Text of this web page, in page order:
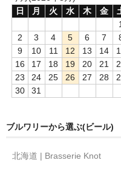
日
月 火 水 木 金
2
3 4 5 6 7
9
10 11 12 13 14
16
17 18 19 20 21
23
24 25 26 27 28
30
31
ブルワリーから選ぶ(ビール)
北海道 | Brasserie Knot